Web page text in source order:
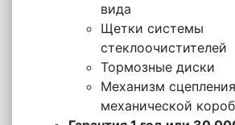
вида
Щетки системы
стеклоочистителей
Тормозные диски
Механизм сцепления
механической